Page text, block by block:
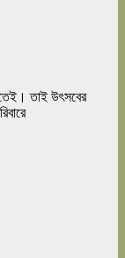
তাই উৎসবের